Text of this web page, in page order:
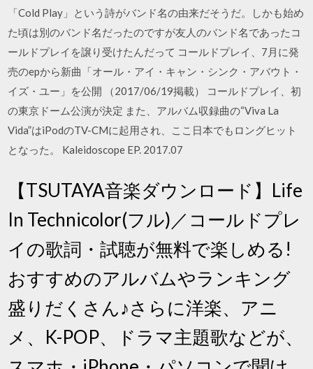
「Cold Play」という詩がバンド名の由来だそうだ。しかも始め
た頃は別のバンド名だったのですが友人のバンド名であったコ
ールドプレイを譲り受けたんだって コールドプレイ、7月に発
売のepから新曲「オール・アイ・キャン・シンク・アバウト・
イズ・ユー」を公開 （2017/06/19掲載） コールドプレイ、初
の東京ドーム公演が決定 また、アルバム収録曲の“Viva La
Vida”はiPodのTV-CMに起用され、ここ日本でもロングヒット
となった。 Kaleidoscope EP. 2017.07
【TSUTAYA音楽ダウンロード】Life
In Technicolor(フル)／コールドプレ
イの歌詞・試聴が無料で楽しめる!
おすすめのアルバムやランキング
盛りだくさん♪さらに洋楽、アニ
メ、K-POP、ドラマ主題歌などが、